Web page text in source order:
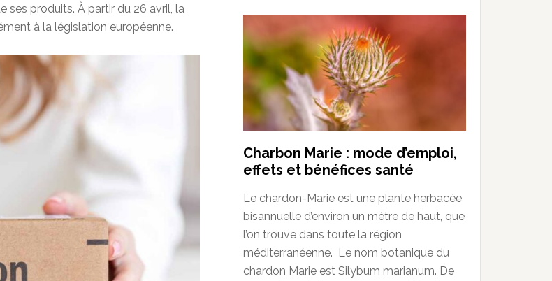
ses produits. À partir du 26 avril, la
à la législation européenne.
Charbon Marie : mode d’emploi,
effets et bénéfices santé
Le chardon-Marie est une plante herbacée
bisannuelle d’environ un mètre de haut, que
l’on trouve dans toute la région
méditerranéenne. Le nom botanique du
chardon Marie est Silybum marianum. De